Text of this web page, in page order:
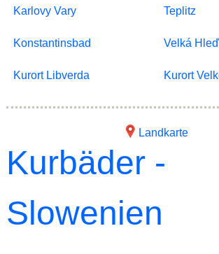
Karlovy Vary
Konstantinsbad
Kurort Libverda
Teplitz
Velká
Kurort
Landkarte
Kurbäder -
Slowenien